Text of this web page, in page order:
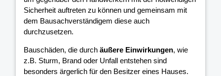
Sicherheit auftreten zu können und gemeinsam mit
dem Bausachverständigem diese auch
durchzusetzen.
Bauschäden, die durch äußere Einwirkungen, wie
z.B. Sturm, Brand oder Unfall entstehen sind
besonders ärgerlich für den Besitzer eines Hauses.